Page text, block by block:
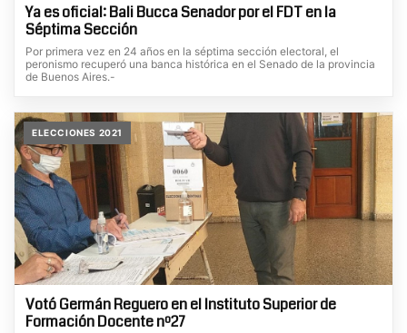
Ya es oficial: Bali Bucca Senador por el FDT en la
Séptima Sección
Por primera vez en 24 años en la séptima sección electoral, el
peronismo recuperó una banca histórica en el Senado de la provincia
de Buenos Aires.-
ELECCIONES 2021
Votó Germán Reguero en el Instituto Superior de
Formación Docente nº27